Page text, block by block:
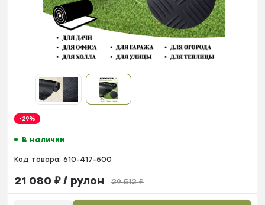
-29%
В наличии
Код товара: 610-417-500
21 080 ₽/ рулон 29 512₽